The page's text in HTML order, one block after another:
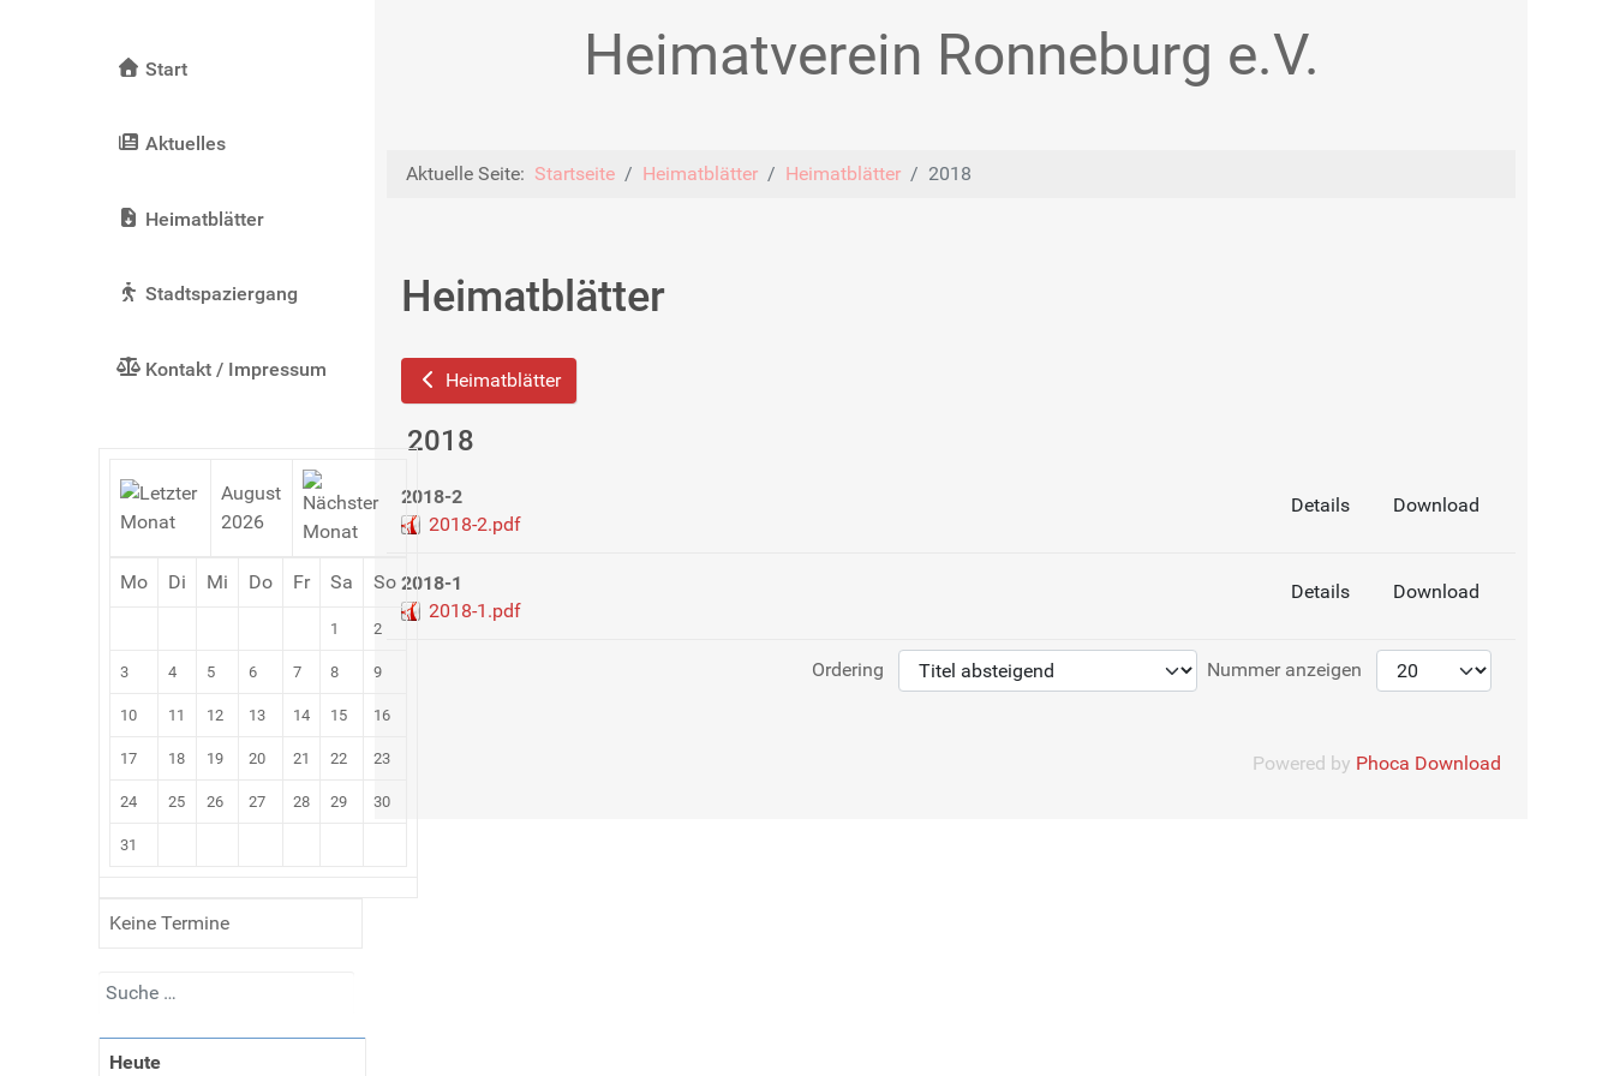
Start
Aktuelles
Heimatblätter
Stadtspaziergang
Kontakt / Impressum
August
2026
Mo Di Mi Do Fr Sa So
1 2
3 4 5 6 7 8 9
10 11 12 13 14 15 16
17 18 19 20 21 22 23
24 25 26 27 28 29 30
31
Keine Termine
Suchen
Heute
Heimatverein Ronneburg e.V.
Aktuelle Seite: Startseite Heimatblätter Heimatblätter 2018
Heimatblätter
Heimatblätter
2018
2018-2
2018-2.pdf
Download
Details
2018-1
2018-1.pdf
Download
Details
Ordering Nummer anzeigen
Powered by Phoca Download